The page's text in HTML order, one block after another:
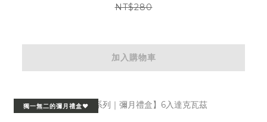
NT$280
加入購物車
獨一無二的彌月禮盒❤️